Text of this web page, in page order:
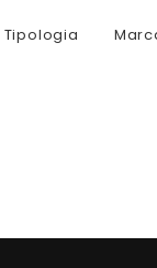
Tipologia